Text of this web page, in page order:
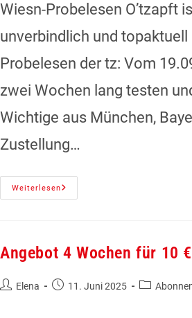
Wiesn-Probelesen O’tzapft
unverbindlich und topaktuell
Probelesen der tz: Vom
zwei Wochen lang testen
Wichtige aus München,
Zustellung…
Weiterlesen
Angebot 4 Wochen für 10 €
Elena 11. Juni 2025